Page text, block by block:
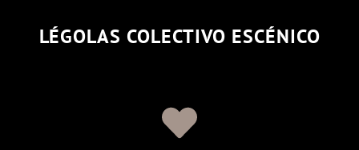
LÉGOLAS COLECTIVO ESCÉNICO